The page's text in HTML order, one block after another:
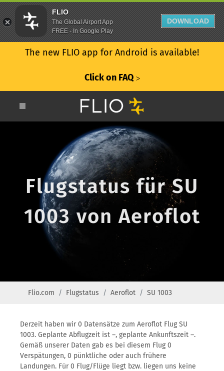
The new FLIO app for Android is available!
Click on FAQ ᐳ
Flugstatus für SU
1003 von Aeroflot
Flio.com Flugstatus Aeroflot SU 1003
Derzeit haben wir 0 Datensätze zum Aeroflot Flug SU
1003. Geplante Abflugzeit ist –, geplante Ankunftszeit –.
Gemäß unserer Daten gab es bei diesem Flug 0
Verspätungen, 0 pünktliche oder auch frühere
Landungen. Für 0 Flug/Flüge liegt bzw. liegen uns keine
FLIO
The Global Airport App
FREE - In Google Play
DOWNLOAD